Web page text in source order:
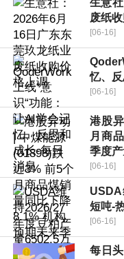
生意
废纸
[06-16]
忆、
[06-16]
港股
月商
季度
[06-16]
短吨-
[06-16]
每日